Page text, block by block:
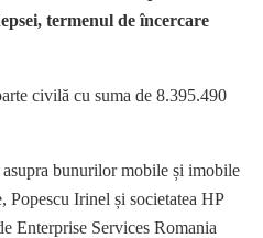
termenul de încercare
civilă cu suma de 8.395.490
asupra bunurilor mobile și imobile
Irinel și societatea HP
Enterprise Services Romania